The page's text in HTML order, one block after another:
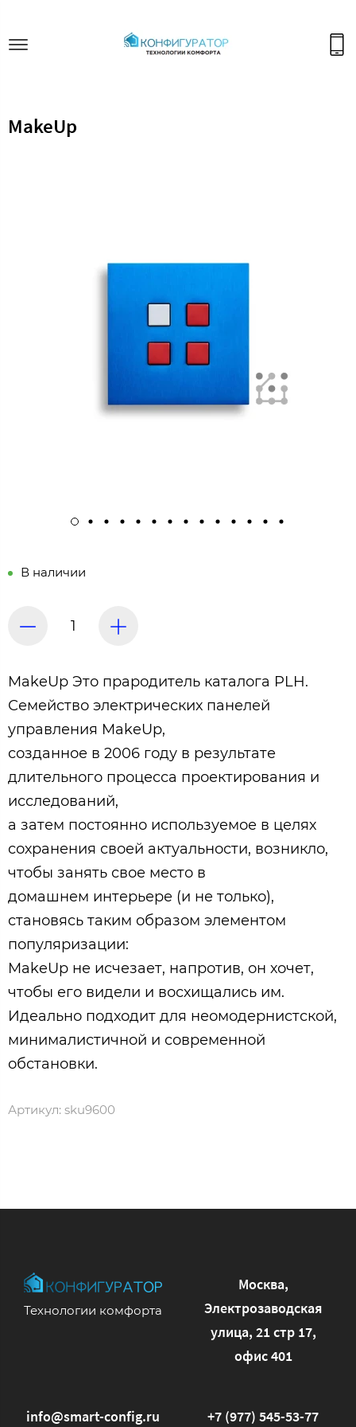
MakeUp
В наличии
MakeUp Это прародитель каталога PLH.
Семейство электрических панелей
управления MakeUp,
созданное в 2006 году в результате
длительного процесса проектирования и
исследований,
а затем постоянно используемое в целях
сохранения своей актуальности, возникло,
чтобы занять свое место в
домашнем интерьере (и не только),
становясь таким образом элементом
популяризации:
MakeUp не исчезает, напротив, он хочет,
чтобы его видели и восхищались им.
Идеально подходит для неомодернистской,
минималистичной и современной
обстановки.
Артикул: sku9600
Технологии комфорта
Москва,
Электрозаводская
улица, 21 стр 17,
офис 401
info@smart-config.ru +7 (977) 545-53-77